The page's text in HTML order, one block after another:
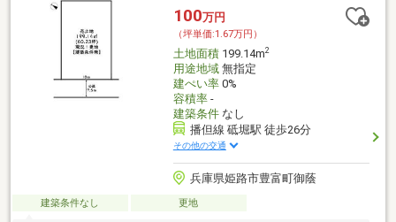
100万円
（坪単価:1.67万円）
土地面積199.14m2
用途地域無指定
建ぺい率0%
容積率-
建築条件なし
播但線 砥堀駅 徒歩26分
その他の交通
兵庫県姫路市豊富町御蔭
建築条件なし 更地